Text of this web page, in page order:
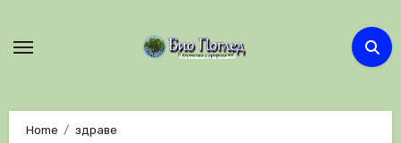
Home
здраве